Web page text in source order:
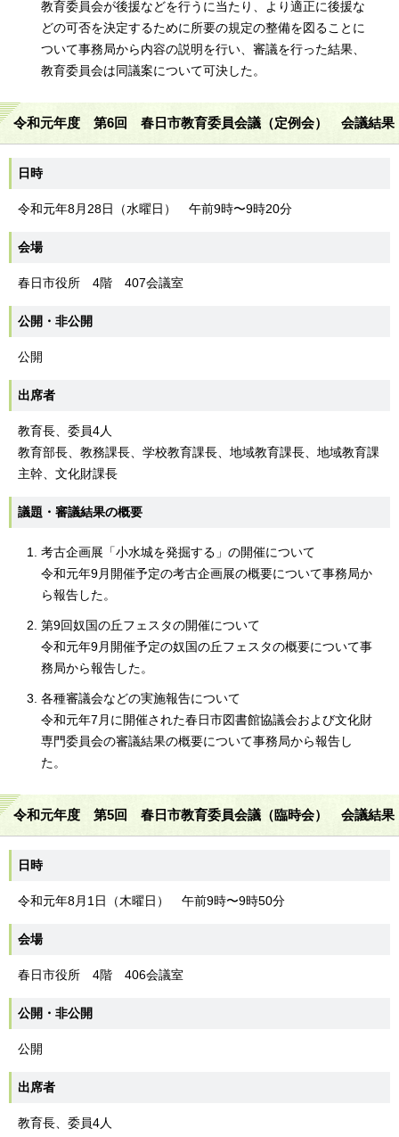
教育委員会が後援などを行うに当たり、より適正に後援な
どの可否を決定するために所要の規定の整備を図ることに
ついて事務局から内容の説明を行い、審議を行った結果、
教育委員会は同議案について可決した。
令和元年度 第6回 春日市教育委員会議（定例会） 会議結果
日時
令和元年8月28日（水曜日） 午前9時〜9時20分
会場
春日市役所 4階 407会議室
公開・非公開
公開
出席者
教育長、委員4人
教育部長、教務課長、学校教育課長、地域教育課長、地域教育課
主幹、文化財課長
議題・審議結果の概要
考古企画展「小水城を発掘する」の開催について
令和元年9月開催予定の考古企画展の概要について事務局か
ら報告した。
第9回奴国の丘フェスタの開催について
令和元年9月開催予定の奴国の丘フェスタの概要について事
務局から報告した。
各種審議会などの実施報告について
令和元年7月に開催された春日市図書館協議会および文化財
専門委員会の審議結果の概要について事務局から報告し
た。
令和元年度 第5回 春日市教育委員会議（臨時会） 会議結果
日時
令和元年8月1日（木曜日） 午前9時〜9時50分
会場
春日市役所 4階 406会議室
公開・非公開
公開
出席者
教育長、委員4人